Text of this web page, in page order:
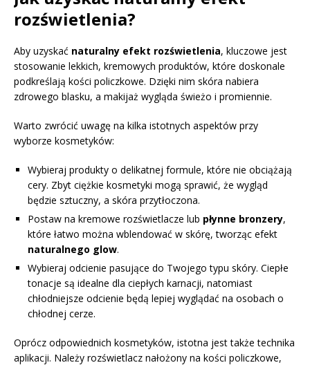
rozświetlenia?
Aby uzyskać naturalny efekt rozświetlenia, kluczowe jest
stosowanie lekkich, kremowych produktów, które doskonale
podkreślają kości policzkowe. Dzięki nim skóra nabiera
zdrowego blasku, a makijaż wygląda świeżo i promiennie.
Warto zwrócić uwagę na kilka istotnych aspektów przy
wyborze kosmetyków:
Wybieraj produkty o delikatnej formule, które nie obciążają
cery. Zbyt ciężkie kosmetyki mogą sprawić, że wygląd
będzie sztuczny, a skóra przytłoczona.
Postaw na kremowe rozświetlacze lub płynne bronzery,
które łatwo można wblendować w skórę, tworząc efekt
naturalnego glow.
Wybieraj odcienie pasujące do Twojego typu skóry. Ciepłe
tonacje są idealne dla ciepłych karnacji, natomiast
chłodniejsze odcienie będą lepiej wyglądać na osobach o
chłodnej cerze.
Oprócz odpowiednich kosmetyków, istotna jest także technika
aplikacji. Należy rozświetlacz nałożony na kości policzkowe,